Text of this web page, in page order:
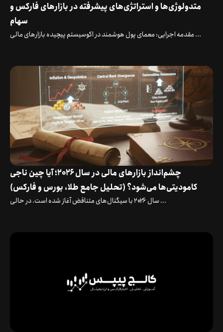
متدولوژی‌ها و استراتژی‌های پیشرفته در بازارهای فارکس و
سهام
مقدمه اجرایی: معمای پول هوشمند در اکوسیستم پیچیده بازارهای مالی ...
چشم‌انداز بازارهای مالی در سال ۲۰۲۶؛ آیا چین ناجی
کامودیتی‌ها می‌شود؟ (تحلیل جامع طلا، بورس و فارکس)
سال ۲۰۲۶ با سیگنال‌های متناقض آغاز شده است. در حالی ...